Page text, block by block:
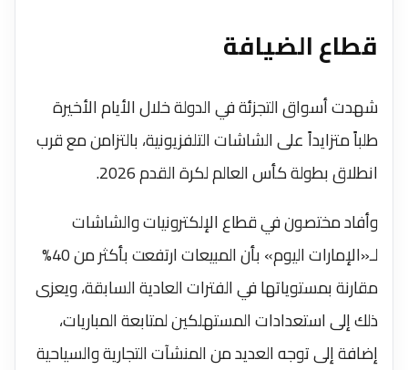
قطاع الضيافة
شهدت أسواق التجزئة في الدولة خلال الأيام الأخيرة
طلباً متزايداً على الشاشات التلفزيونية، بالتزامن مع قرب
انطلاق بطولة كأس العالم لكرة القدم 2026.
وأفاد مختصون في قطاع الإلكترونيات والشاشات
لـ«الإمارات اليوم» بأن المبيعات ارتفعت بأكثر من 40%
مقارنة بمستوياتها في الفترات العادية السابقة، ويعزى
ذلك إلى استعدادات المستهلكين لمتابعة المباريات،
إضافة إلى توجه العديد من المنشآت التجارية والسياحية